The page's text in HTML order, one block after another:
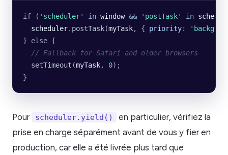
if ( ' scheduler' in window && ' postTask' in
  scheduler
. postTask(myTask, { priority: '
} else {
  // Fallback for Safari and older browsers
  setTimeout
(myTask, 0);
}
Pour scheduler.yield()
en particulier, vérifiez la
prise en charge séparément avant de vous y fier en
production, car elle a été livrée plus tard que